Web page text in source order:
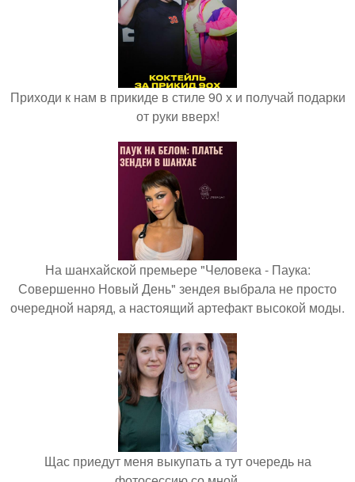
Приходи к нам в прикиде в стиле 90 х и получай подарки
от руки вверх!
На шанхайской премьере "Человека - Паука:
Совершенно Новый День" зендея выбрала не просто
очередной наряд, а настоящий артефакт высокой моды.
Щас приедут меня выкупать а тут очередь на